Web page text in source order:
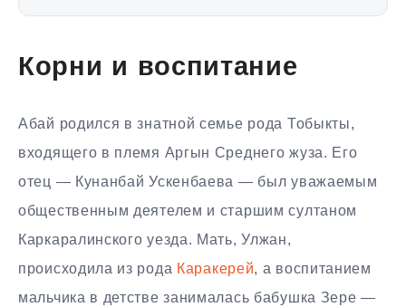
Корни и воспитание
Абай родился в знатной семье рода Тобыкты,
входящего в племя Аргын Среднего жуза. Его
отец — Кунанбай Ускенбаева — был уважаемым
общественным деятелем и старшим султаном
Каркаралинского уезда. Мать, Улжан,
происходила из рода Каракерей, а воспитанием
мальчика в детстве занималась бабушка Зере —